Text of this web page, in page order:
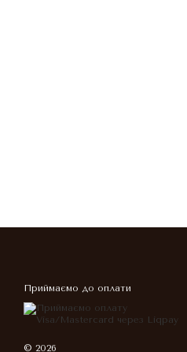
Приймаємо до оплати
© 2026